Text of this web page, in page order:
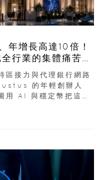
年增長高達10倍！
行業的集體痛苦榨
區接力與代理銀行網路
的年輕創辦人
AI 與穩定幣把這套